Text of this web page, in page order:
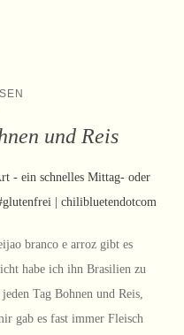
und Reis
branco e arroz gibt es
habe ich ihn Brasilien zu
Tag Bohnen und Reis,
gab es fast immer Fleisch